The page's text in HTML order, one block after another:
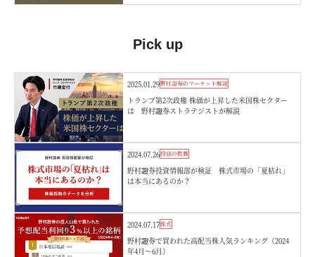
Pick up
2025.01.29野村證券のマーケット解説
トランプ第2次政権 株価が上昇した米国株セクター
は 野村證券ストラテジストが解説
2024.07.26投資の教養
野村證券投資情報部が検証 株式市場の「夏枯れ」
は本当にあるのか？
2024.07.17株式
野村證券で買われた高配当株人気ランキング（2024
年4月～6月）